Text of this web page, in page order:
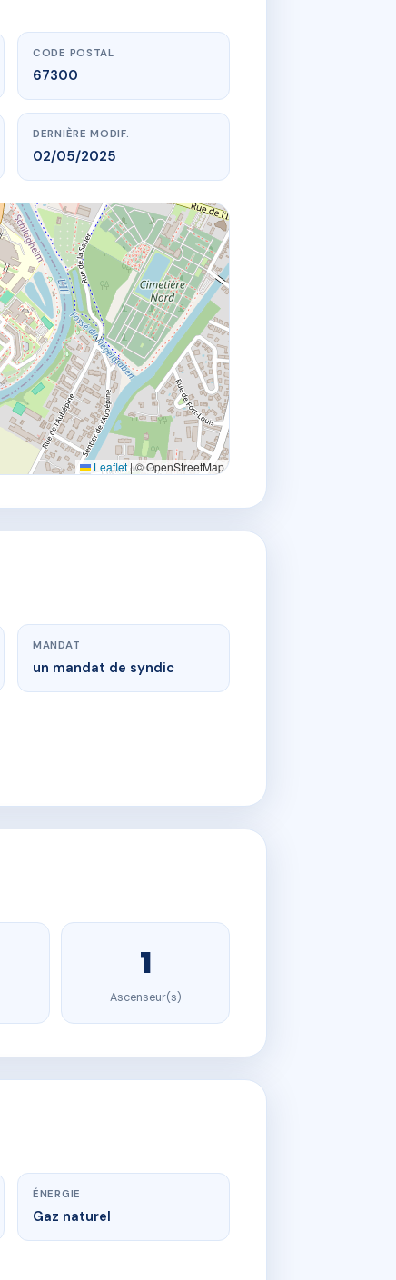
CODE POSTAL
67300
DERNIÈRE MODIF.
02/05/2025
Leaflet|© OpenStreetMap
MANDAT
un mandat de syndic
1
Ascenseur(s)
ÉNERGIE
Gaz naturel